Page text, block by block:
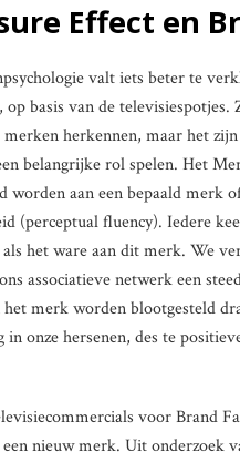
Effect en
valt iets beter te
basis van de
herkennen, maar het
belangrijke rol spelen. Het
worden aan een bepaald merk
(perceptual fluency). Iedere
als het ware aan dit merk. We
associatieve netwerk een
merk worden blootgesteld
in onze hersenen, des te
voor Brand
nieuw merk. Uit onderzoek